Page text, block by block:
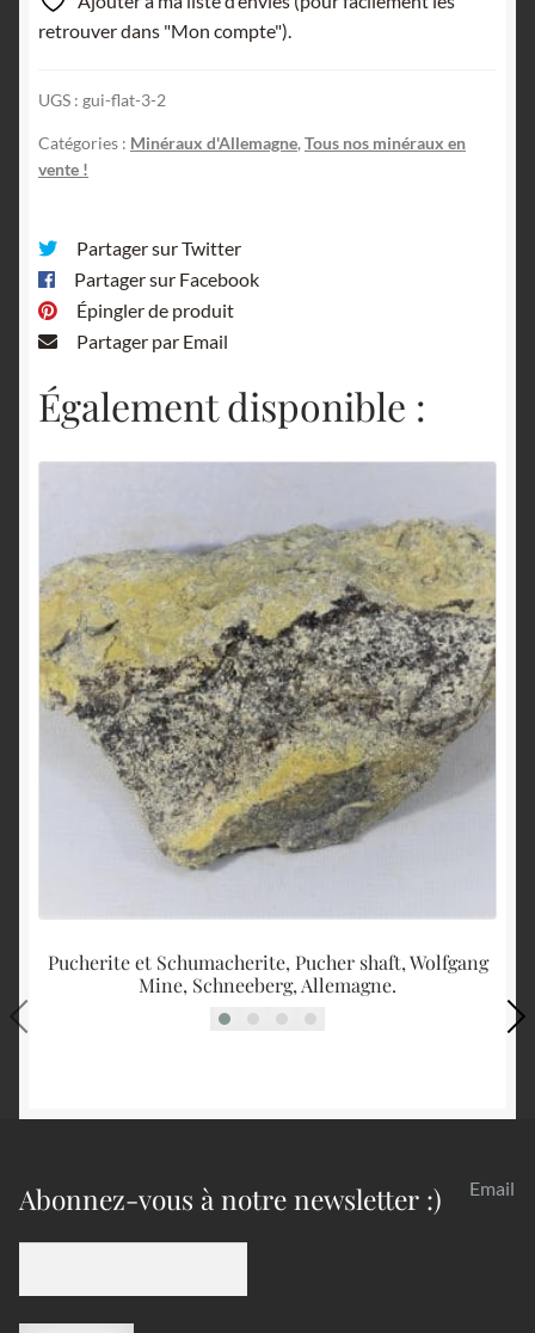
(polie),
Idar-
Birkenfeld,
Allemagne.
retrouver dans "Mon compte").
UGS : gui-flat-3-2
Catégories : Minéraux d'Allemagne, Tous nos minéraux en
vente !
Partager sur Twitter
Partager sur Facebook
Épingler de produit
Partager par Email
Également disponible :
Pucherite et Schumacherite, Pucher shaft, Wolfgang
Mine, Schneeberg, Allemagne.
Abonnez-vous à notre newsletter :) Email